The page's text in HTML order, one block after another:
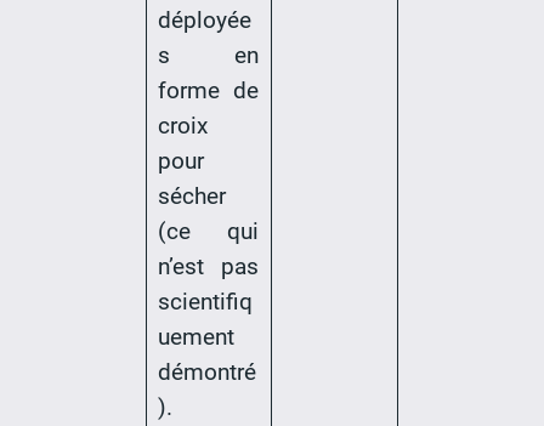
déployée
s en
forme de
croix
pour
sécher
(ce qui
n’est pas
scientifiq
uement
démontré
).